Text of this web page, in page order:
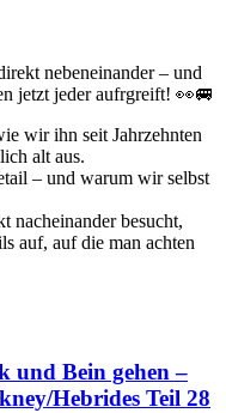
nebeneinander – und
jetzt jeder aufrgreift! 👀🚐
wir ihn seit Jahrzehnten
alt aus.
– und warum wir selbst
nacheinander besucht,
auf, auf die man achten
und Bein gehen –
Hebrides Teil 28